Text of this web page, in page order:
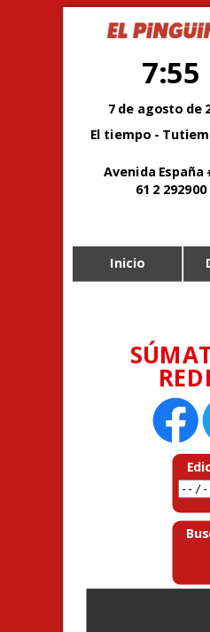
7:55
7 de agosto de
El tiempo -
Avenida España
61 2 292900
Inicio